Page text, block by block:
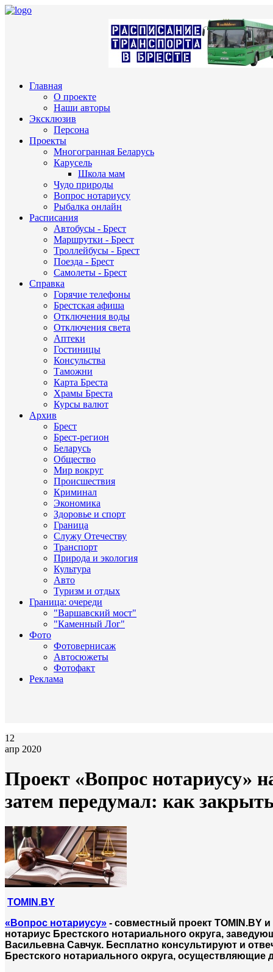
Главная
О проекте
Наши авторы
Эксклюзив
Персона
Проекты
Многогранная Беларусь
Карусель
Школа мам
Чудо природы
Вопрос нотариусу
Рыбалка онлайн
Расписания
Автобусы - Брест
Маршрутки - Брест
Троллейбусы - Брест
Поезда - Брест
Самолеты - Брест
Справка
Горячие телефоны
Брестская афиша
Отключения воды
Отключения света
Аптеки
Гостиницы
Консульства
Таможни
Карта Бреста
Храмы Бреста
Курсы валют
Архив
Брест
Брест-регион
Беларусь
Общество
Мир вокруг
Происшествия
Криминал
Экономика
Здоровье и спорт
Граница
Служу Отечеству
Транспорт
Природа и экология
Культура
Авто
Туризм и отдых
Граница: очереди
"Варшавский мост"
"Каменный Лог"
Фото
Фотовернисаж
Автосюжеты
Фотофакт
Реклама
12
апр 2020
Проект «Вопрос нотариусу»
затем передумал: как
TOMIN.BY
«Вопрос нотариусу» - совместный проект TOMIN.BY
нотариус Брестского нотариального округа,
Васильевна Савчук. Бесплатно консультируют и
Брестского нотариального округа,